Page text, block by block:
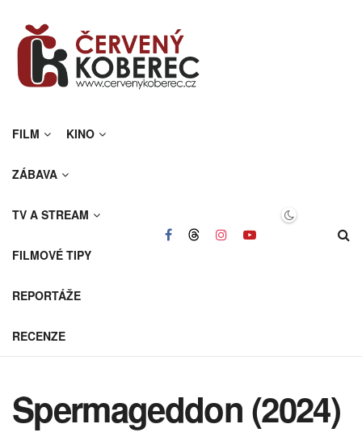
FILM KINO
ZÁBAVA
TV A STREAM
FILMOVÉ TIPY
REPORTÁŽE
RECENZE
Spermageddon (2024)